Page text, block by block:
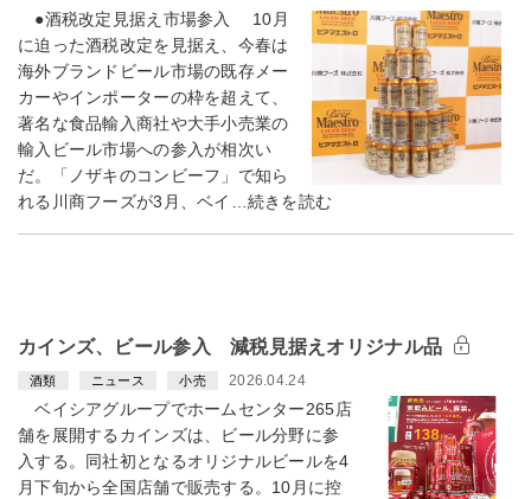
●酒税改定見据え市場参入 10月
に迫った酒税改定を見据え、今春は
海外ブランドビール市場の既存メー
カーやインポーターの枠を超えて、
著名な食品輸入商社や大手小売業の
輸入ビール市場への参入が相次い
だ。「ノザキのコンビーフ」で知ら
れる川商フーズが3月、ベイ…続きを読む
カインズ、ビール参入 減税見据えオリジナル品
酒類 ニュース 小売 2026.04.24
ベイシアグループでホームセンター265店
舗を展開するカインズは、ビール分野に参
入する。同社初となるオリジナルビールを4
月下旬から全国店舗で販売する。10月に控